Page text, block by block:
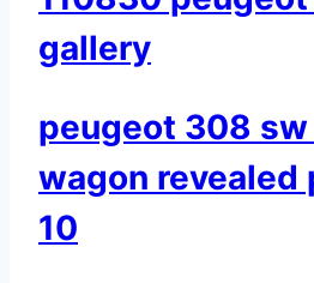
gallery
peugeot 308
wagon revealed
10